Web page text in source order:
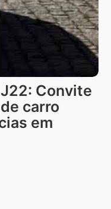
Convite
carro
em